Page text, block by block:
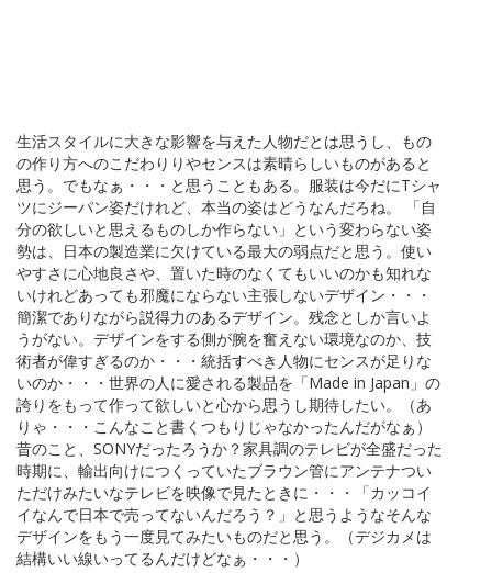
生活スタイルに大きな影響を与えた人物だとは思うし、もの
の作り方へのこだわりりやセンスは素晴らしいものがあると
思う。でもなぁ・・・と思うこともある。服装は今だにTシャ
ツにジーパン姿だけれど、本当の姿はどうなんだろね。 「自
分の欲しいと思えるものしか作らない」という変わらない姿
勢は、日本の製造業に欠けている最大の弱点だと思う。使い
やすさに心地良さや、置いた時のなくてもいいのかも知れな
いけれどあっても邪魔にならない主張しないデザイン・・・
簡潔でありながら説得力のあるデザイン。残念としか言いよ
うがない。デザインをする側が腕を奮えない環境なのか、技
術者が偉すぎるのか・・・統括すべき人物にセンスが足りな
いのか・・・世界の人に愛される製品を「Made in Japan」の
誇りをもって作って欲しいと心から思うし期待したい。（あ
りゃ・・・こんなこと書くつもりじゃなかったんだがなぁ）
昔のこと、SONYだったろうか？家具調のテレビが全盛だった
時期に、輸出向けにつくっていたブラウン管にアンテナつい
ただけみたいなテレビを映像で見たときに・・・「カッコイ
イなんで日本で売ってないんだろう？」と思うようなそんな
デザインをもう一度見てみたいものだと思う。（デジカメは
結構いい線いってるんだけどなぁ・・・）